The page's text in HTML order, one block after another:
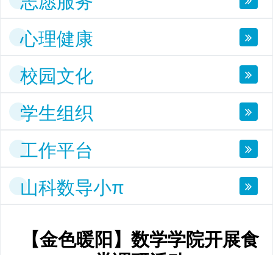
心理健康
校园文化
学生组织
工作平台
山科数导小π
【金色暖阳】数学学院开展食